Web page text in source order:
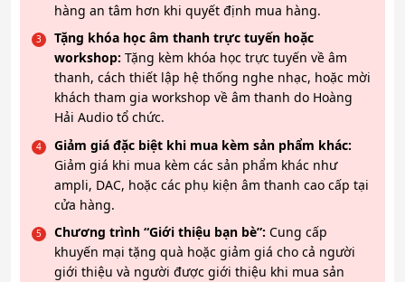
hàng an tâm hơn khi quyết định mua hàng.
Tặng khóa học âm thanh trực tuyến hoặc
workshop: Tặng kèm khóa học trực tuyến về âm
thanh, cách thiết lập hệ thống nghe nhạc, hoặc mời
khách tham gia workshop về âm thanh do Hoàng
Hải Audio tổ chức.
Giảm giá đặc biệt khi mua kèm sản phẩm khác:
Giảm giá khi mua kèm các sản phẩm khác như
ampli, DAC, hoặc các phụ kiện âm thanh cao cấp tại
cửa hàng.
Chương trình “Giới thiệu bạn bè”: Cung cấp
khuyến mại tặng quà hoặc giảm giá cho cả người
giới thiệu và người được giới thiệu khi mua sản